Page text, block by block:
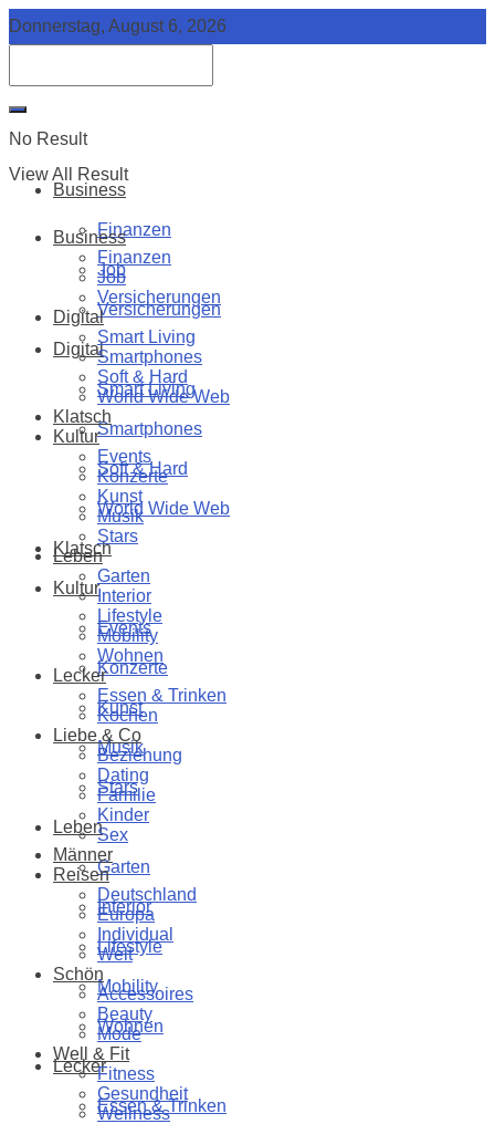
Donnerstag, August 6, 2026
No Result
View All Result
Business
Finanzen
Job
Versicherungen
Digital
Smart Living
Smartphones
Soft & Hard
World Wide Web
Klatsch
Kultur
Events
Konzerte
Kunst
Musik
Stars
Leben
Garten
Interior
Lifestyle
Mobility
Wohnen
Lecker
Essen & Trinken
Business
Finanzen
Job
Versicherungen
Digital
Smart Living
Smartphones
Soft & Hard
World Wide Web
Klatsch
Kultur
Events
Konzerte
Kunst
Musik
Stars
Leben
Garten
Interior
Lifestyle
Mobility
Wohnen
Lecker
Essen & Trinken
Kochen
Liebe & Co
Beziehung
Dating
Familie
Kinder
Sex
Männer
Reisen
Deutschland
Europa
Individual
Welt
Schön
Accessoires
Beauty
Mode
Well & Fit
Fitness
Gesundheit
Wellness